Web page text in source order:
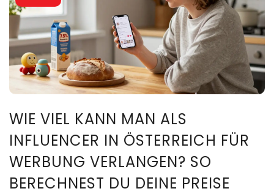
WIE VIEL KANN MAN ALS
INFLUENCER IN ÖSTERREICH FÜR
WERBUNG VERLANGEN? SO
BERECHNEST DU DEINE PREISE